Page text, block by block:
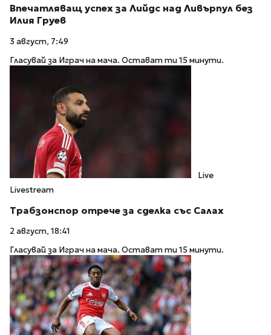
Впечатляващ успех за Лийдс над Ливърпул без
Илия Груев
3 август, 7:49
Гласувай за Играч на мача. Остават ти 15 минути.
Live
Livestream
Трабзонспор отрече за сделка със Салах
2 август, 18:41
Гласувай за Играч на мача. Остават ти 15 минути.